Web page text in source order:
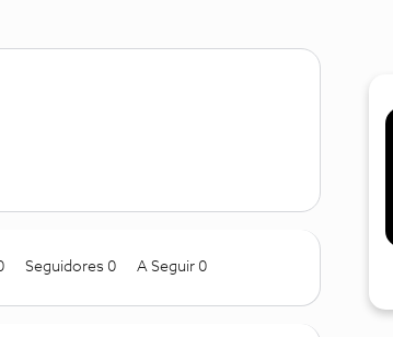
Seguidores 0 A Seguir 0